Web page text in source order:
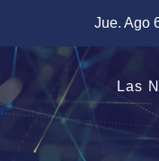
contenido
Jue. Ago
Las